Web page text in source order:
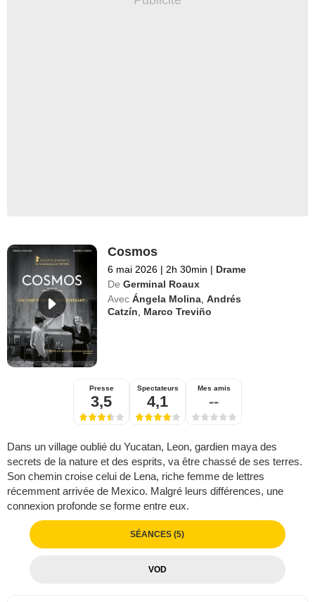
Cosmos
6 mai 2026 | 2h 30min | Drame
De Germinal Roaux
Avec Ángela Molina ,Andrés
Catzín
Marco Treviño
Presse
3,5
Spectateurs
4,1
Mes amis
--
Dans un village oublié du Yucatan, Leon, gardien maya des
secrets de la nature et des esprits, va être chassé de ses terres.
Son chemin croise celui de Lena, riche femme de lettres
récemment arrivée de Mexico. Malgré leurs différences, une
connexion profonde se forme entre eux.
SÉANCES (5)
VOD